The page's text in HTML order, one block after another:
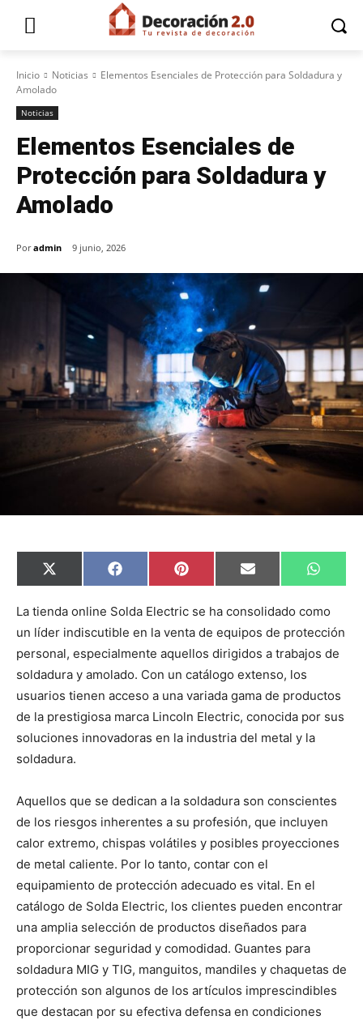
Inicio Noticias
Elementos Esenciales de Protección para Soldadura y
Amolado
Noticias
Elementos Esenciales de
Protección para Soldadura y
Amolado
Por admin 9 junio, 2026
C
o
p
r
i
r
e
n
X
(
w
t
t
e
r
)
C
o
p
r
i
r
e
n
F
a
e
o
o
k
C
o
p
r
t
i
r
e
n
P
i
t
r
e
s
t
C
o
p
r
i
r
e
n
E
m
i
C
o
p
r
i
n
W
h
t
A
p
La tienda online Solda Electric se ha consolidado como
un líder indiscutible en la venta de equipos de protección
personal, especialmente aquellos dirigidos a trabajos de
soldadura y amolado. Con un catálogo extenso, los
usuarios tienen acceso a una variada gama de productos
de la prestigiosa marca Lincoln Electric, conocida por sus
soluciones innovadoras en la industria del metal y la
soldadura.
Aquellos que se dedican a la soldadura son conscientes
de los riesgos inherentes a su profesión, que incluyen
calor extremo, chispas volátiles y posibles proyecciones
de metal caliente. Por lo tanto, contar con el
equipamiento de protección adecuado es vital. En el
catálogo de Solda Electric, los clientes pueden encontrar
una amplia selección de productos diseñados para
proporcionar seguridad y comodidad. Guantes para
soldadura MIG y TIG, manguitos, mandiles y chaquetas de
protección son algunos de los artículos imprescindibles
que destacan por su efectiva defensa en condiciones